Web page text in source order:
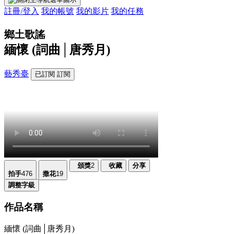
註冊/登入 我的帳號 我的影片 我的任務
鄉土歌謠
緬懷 (詞曲│唐秀月)
藝秀臺 已訂閱 訂閱
拍手476 撒花19
頒獎2 收藏 分享
調整字級
作品名稱
緬懷 (詞曲│唐秀月)